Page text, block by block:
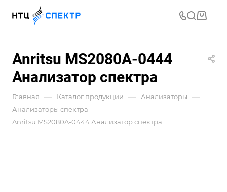
Anritsu MS2080A-0444
Анализатор спектра
Главная — Каталог продукции — Анализаторы —
Анализаторы спектра —
Anritsu MS2080A-0444 Анализатор спектра